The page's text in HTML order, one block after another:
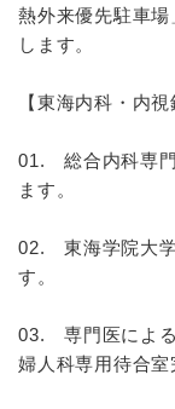
熱外来優先駐車
します。
【東海内科・内
01. 総合内科専門
ます。
02. 東海学院大学
す。
03. 専門医によ
婦人科専用待合室